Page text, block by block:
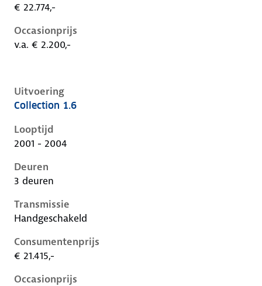
€ 22.774,-
Occasionprijs
v.a. € 2.200,-
Uitvoering
Ford Focus i, 1.6, 74 kW, Benzine, 3 deuren
Collection 1.6
Looptijd
2001 - 2004
Deuren
3 deuren
Transmissie
Handgeschakeld
Consumentenprijs
€ 21.415,-
Occasionprijs